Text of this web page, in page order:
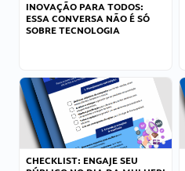
INOVAÇÃO PARA TODOS:
ESSA CONVERSA NÃO É SÓ
SOBRE TECNOLOGIA
CHECKLIST: ENGAJE SEU